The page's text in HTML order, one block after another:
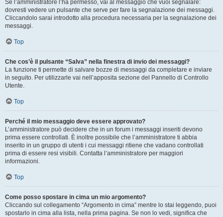
Se l’amministratore l’ha permesso, vai al messaggio che vuoi segnalare:
dovresti vedere un pulsante che serve per fare la segnalazione dei messaggi.
Cliccandolo sarai introdotto alla procedura necessaria per la segnalazione dei
messaggi.
Top
Che cos’è il pulsante “Salva” nella finestra di invio dei messaggi?
La funzione ti permette di salvare bozze di messaggi da completare e inviare
in seguito. Per utilizzarle vai nell’apposita sezione del Pannello di Controllo
Utente.
Top
Perché il mio messaggio deve essere approvato?
L’amministratore può decidere che in un forum i messaggi inseriti devono
prima essere controllati. È inoltre possibile che l’amministratore ti abbia
inserito in un gruppo di utenti i cui messaggi ritiene che vadano controllati
prima di essere resi visibili. Contatta l’amministratore per maggiori
informazioni.
Top
Come posso spostare in cima un mio argomento?
Cliccando sul collegamento “Argomento in cima” mentre lo stai leggendo, puoi
spostarlo in cima alla lista, nella prima pagina. Se non lo vedi, significa che